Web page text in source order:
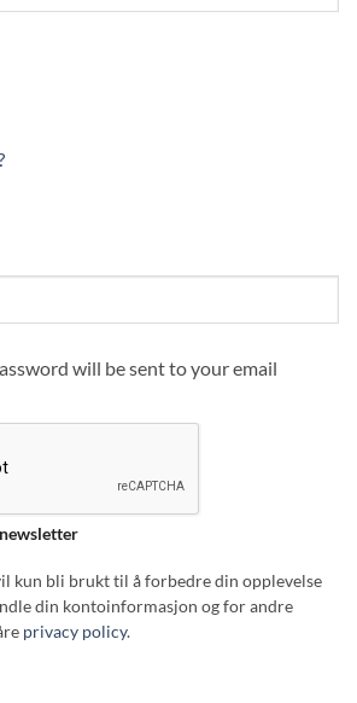
will be sent to your email
kun bli brukt til å forbedre din opplevelse
din kontoinformasjon og for andre
privacy policy.